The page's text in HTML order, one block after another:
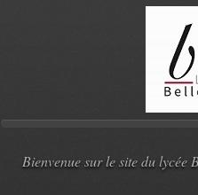
Bienvenue sur le site du lycée